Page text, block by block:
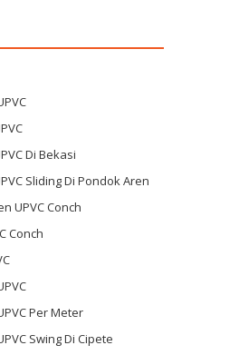
Di Bekasi
Sliding Di Pondok Aren
UPVC Conch
Conch
Per Meter
Swing Di Cipete